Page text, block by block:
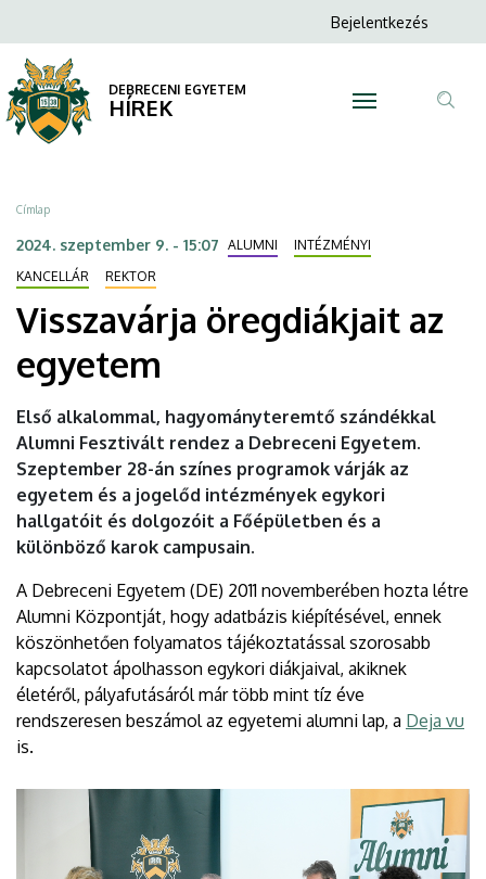
öregdiákjait
az
egyetem
DEBRECENI
EGYETEM
a
tartalomra
Anonim
menüje
Bejelentkezés
DEBRECENI EGYETEM
HÍREK
Morzsa
Címlap
2024. szeptember 9. - 15:07 ALUMNI
INTÉZMÉNYI
KANCELLÁR
REKTOR
Visszavárja öregdiákjait az
egyetem
Első alkalommal, hagyományteremtő szándékkal
Alumni Fesztivált rendez a Debreceni Egyetem.
Szeptember 28-án színes programok várják az
egyetem és a jogelőd intézmények egykori
hallgatóit és dolgozóit a Főépületben és a
különböző karok campusain.
A Debreceni Egyetem (DE) 2011 novemberében hozta létre
Alumni Központját, hogy adatbázis kiépítésével, ennek
köszönhetően folyamatos tájékoztatással szorosabb
kapcsolatot ápolhasson egykori diákjaival, akiknek
életéről, pályafutásáról már több mint tíz éve
rendszeresen beszámol az egyetemi alumni lap, a Deja vu
is.